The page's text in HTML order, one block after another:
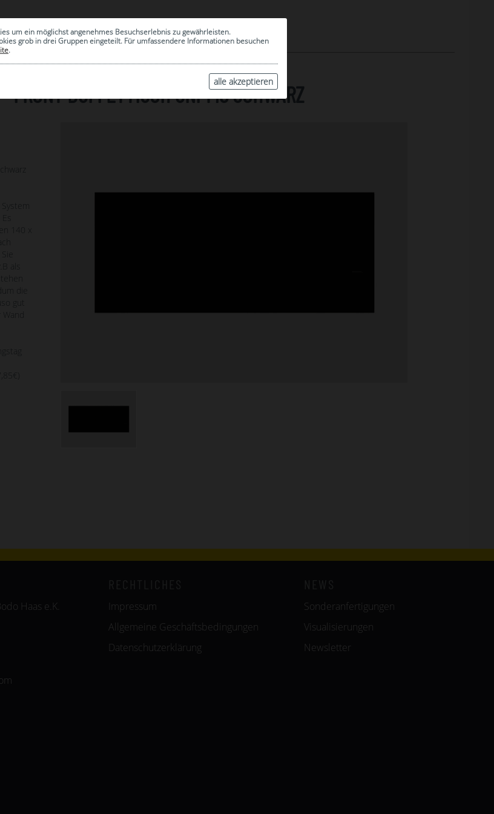
um ein möglichst angenehmes Besuchserlebnis zu gewährleisten.
grob in drei Gruppen eingeteilt. Für umfassendere Informationen besuchen
.
alle akzeptieren
FRONT BUFFETTISCH UNI 140 SCHWARZ
140 x
als
die
gut
Wand
Haas e.K.
Impressum
Allgemeine Geschäftsbedingungen
Datenschutzerklärung
Sonderanfertigungen
Visualisierungen
Newsletter